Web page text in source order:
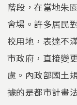
階段，在當地朱
會場。許多居民
校用地，表達不
市政府，直接變
慮。內政部國土
據的是都市計畫